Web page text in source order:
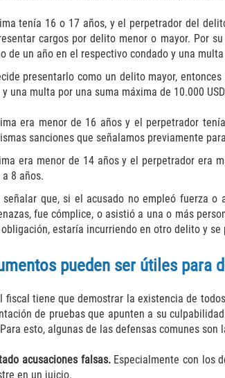
tenía 16 o 17 años, y el perpetrador del
cargos por delito menor o mayor. Por
de un año en el respectivo condado y una
presentarlo como un delito mayor,
una multa por una suma máxima de 10.000
era menor de 16 años y el perpetrador
sanciones que señalamos previamente
era menor de 14 años y el perpetrador era
8 años.
señalar que, si el acusado no empleó fuerza
fue cómplice, o asistió a una o más
estaría incurriendo en otro delito y
pueden ser útiles para
fiscal tiene que demostrar la existencia de
de pruebas que apunten a su
esto, algunas de las defensas comunes son
acusaciones falsas.Especialmente con los
en un juicio.